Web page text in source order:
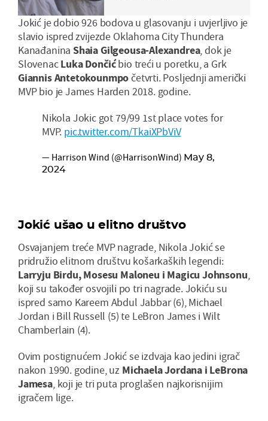
Jokić je dobio 926 bodova u glasovanju i uvjerljivo je
slavio ispred zvijezde Oklahoma City Thundera
Kanađanina Shaia Gilgeousa-Alexandrea, dok je
SlovenacLuka Dončićbio treći u poretku, a Grk
Giannis Antetokounmpočetvrti. Posljednji američki
MVP bio je James Harden 2018. godine.
Nikola Jokic got 79/99 1st place votes for
MVP. pic.twitter.com/TkaiXPbViV
— Harrison Wind (@HarrisonWind) May 8,
2024
Jokić ušao u elitno društvo
Osvajanjem treće MVP nagrade, Nikola Jokić se
pridružio elitnom društvu košarkaških legendi:
Larryju Birdu, Mosesu Maloneu i Magicu Johnsonu,
koji su također osvojili po tri nagrade. Jokiću su
ispred samo Kareem Abdul Jabbar (6), Michael
Jordan i Bill Russell (5) te LeBron James i Wilt
Chamberlain (4).
Ovim postignućem Jokić se izdvaja kao jedini igrač
nakon 1990. godine, uz Michaela Jordana i LeBrona
Jamesa, koji je tri puta proglašen najkorisnijim
igračem lige.